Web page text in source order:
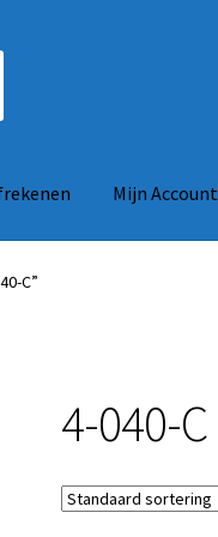
Mijn Account
C”
4-040-C